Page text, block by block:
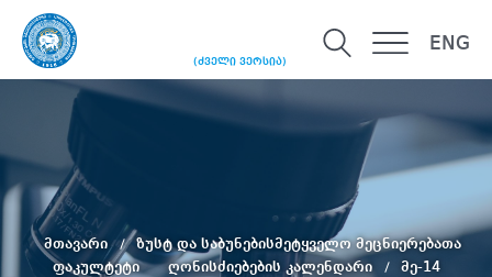
(ძველი ვერსია)
ENG
მთავარი
ზუსტ და საბუნებისმეტყველო მეცნიერებათა
ფაკულტეტი
ღონისძიებების კალენდარი
მე-14